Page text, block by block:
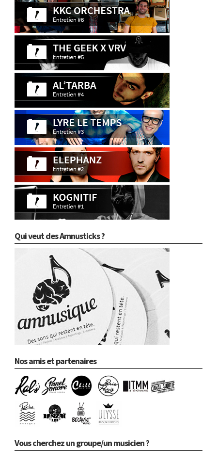
Qui veut des Amnusticks ?
Nos amis et partenaires
Vous cherchez un groupe/un musicien ?